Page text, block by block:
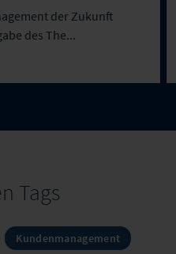
der Zukunft
des The...
Tags
Kundenmanagement